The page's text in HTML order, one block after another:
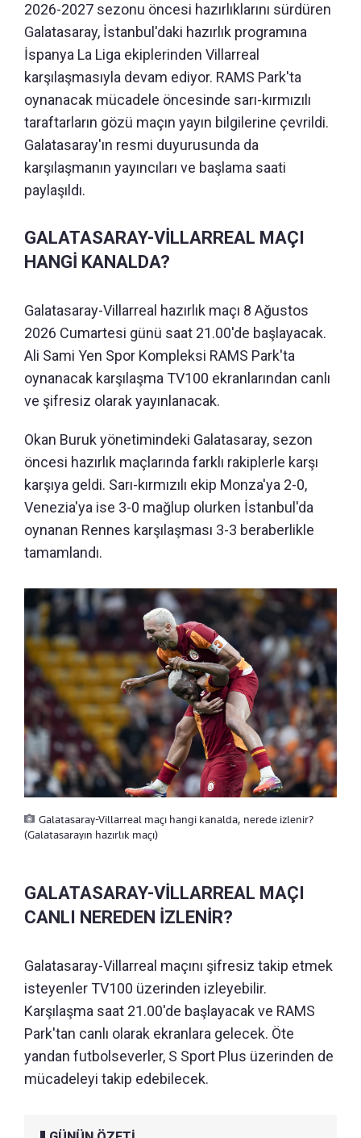
2026-2027 sezonu öncesi hazırlıklarını sürdüren
Galatasaray, İstanbul'daki hazırlık programına
İspanya La Liga ekiplerinden Villarreal
karşılaşmasıyla devam ediyor. RAMS Park'ta
oynanacak mücadele öncesinde sarı-kırmızılı
taraftarların gözü maçın yayın bilgilerine çevrildi.
Galatasaray'ın resmi duyurusunda da
karşılaşmanın yayıncıları ve başlama saati
paylaşıldı.
GALATASARAY-VİLLARREAL MAÇI
HANGİ KANALDA?
Galatasaray-Villarreal hazırlık maçı 8 Ağustos
2026 Cumartesi günü saat 21.00'de başlayacak.
Ali Sami Yen Spor Kompleksi RAMS Park'ta
oynanacak karşılaşma TV100 ekranlarından canlı
ve şifresiz olarak yayınlanacak.
Okan Buruk yönetimindeki Galatasaray, sezon
öncesi hazırlık maçlarında farklı rakiplerle karşı
karşıya geldi. Sarı-kırmızılı ekip Monza'ya 2-0,
Venezia'ya ise 3-0 mağlup olurken İstanbul'da
oynanan Rennes karşılaşması 3-3 beraberlikle
tamamlandı.
Galatasaray-Villarreal maçı hangi kanalda, nerede izlenir?
(Galatasarayın hazırlık maçı)
GALATASARAY-VİLLARREAL MAÇI
CANLI NEREDEN İZLENİR?
Galatasaray-Villarreal maçını şifresiz takip etmek
isteyenler TV100 üzerinden izleyebilir.
Karşılaşma saat 21.00'de başlayacak ve RAMS
Park'tan canlı olarak ekranlara gelecek. Öte
yandan futbolseverler, S Sport Plus üzerinden de
mücadeleyi takip edebilecek.